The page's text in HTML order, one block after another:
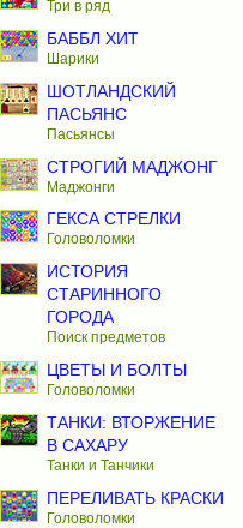
Три в ряд
БАББЛ ХИТ
Шарики
ШОТЛАНДСКИЙ
ПАСЬЯНС
Пасьянсы
СТРОГИЙ МАДЖОНГ
Маджонги
ГЕКСА СТРЕЛКИ
Головоломки
ИСТОРИЯ
СТАРИННОГО
ГОРОДА
Поиск предметов
ЦВЕТЫ И БОЛТЫ
Головоломки
ТАНКИ: ВТОРЖЕНИЕ
В САХАРУ
Танки и Танчики
ПЕРЕЛИВАТЬ КРАСКИ
Головоломки